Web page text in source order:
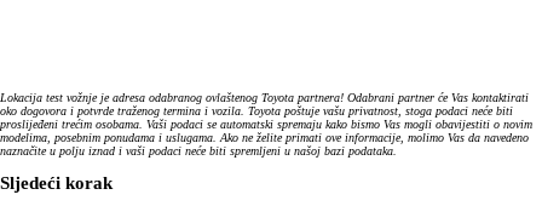
Lokacija test vožnje je adresa odabranog ovlaštenog Toyota partnera! Odabrani partner će Vas kontaktirati
oko dogovora i potvrde traženog termina i vozila. Toyota poštuje vašu privatnost, stoga podaci neće biti
proslijeđeni trećim osobama. Vaši podaci se automatski spremaju kako bismo Vas mogli obavijestiti o novim
modelima, posebnim ponudama i uslugama. Ako ne želite primati ove informacije, molimo Vas da navedeno
naznačite u polju iznad i vaši podaci neće biti spremljeni u našoj bazi podataka.
Sljedeći korak